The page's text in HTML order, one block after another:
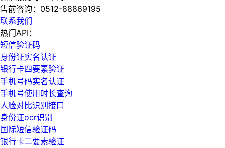
售前咨询： 0512-88869195
联系我们
热门API：
短信验证码
身份证实名认证
银行卡四要素验证
手机号码实名认证
手机号使用时长查询
人脸对比识别接口
身份证ocr识别
国际短信验证码
银行卡二要素验证